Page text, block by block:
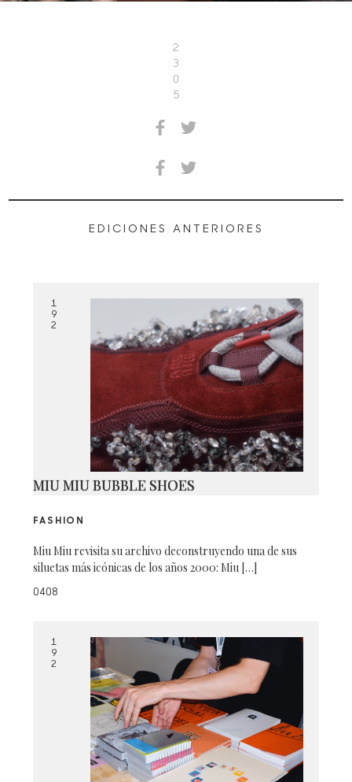
2
3
0
5
EDICIONES ANTERIORES
1
9
2
MIU MIU BUBBLE SHOES
FASHION
Miu Miu revisita su archivo deconstruyendo una de sus
siluetas más icónicas de los años 2000: Miu […]
0408
1
9
2